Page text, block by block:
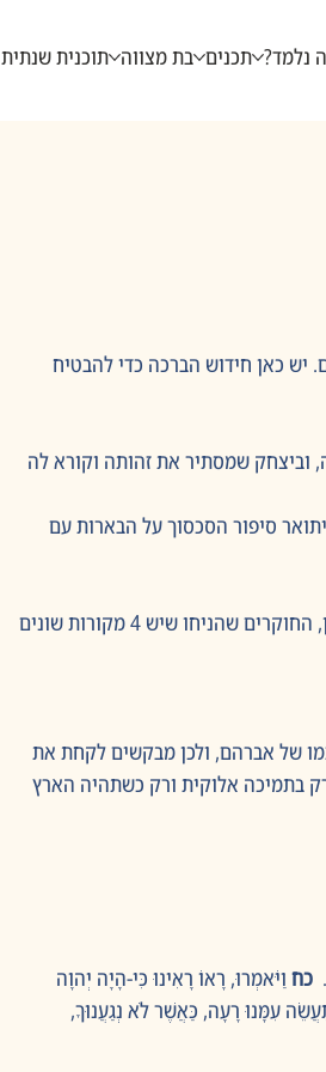
נלמד? תכנים בת מצווה תוכנית שנתית
יש כאן חידוש הברכה כדי להבטיח
וביצחק שמסתיר את זהותה וקורא לה
סיפור הסכסוך על הבארות עם
הדמיון הגדול בין הסיפורים הוא שמחזק את תורת התעודות של גרף וולהאוזן, החוקרים שהניחו שיש 4 מקורות שונים
של אברהם, ולכן מבקשים לקחת את
בתמיכה אלוקית ורק כשתהיה הארץ
כח וַיֹּאמְרוּ, רָאוֹ רָאִינוּ כִּי-הָיָה יְהוָה
עִמָּנוּ רָעָה, כַּאֲשֶׁר לֹא נְגַעֲנוּךָ,